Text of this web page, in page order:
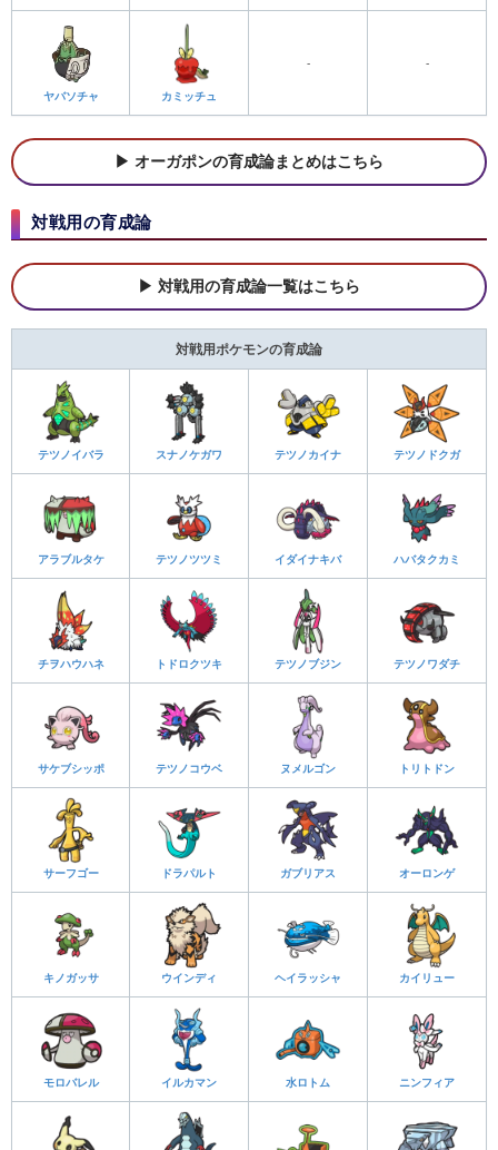
ヤバソチャ カミッチュ
- -
オーガポンの育成論まとめはこちら
対戦用の育成論
対戦用の育成論一覧はこちら
対戦用ポケモンの育成論
テツノイバラ スナノケガワ テツノカイナ テツノドクガ
アラブルタケ テツノツツミ イダイナキバ ハバタクカミ
チヲハウハネ トドロクツキ テツノブジン テツノワダチ
サケブシッポ テツノコウベ ヌメルゴン トリトドン
サーフゴー ドラパルト ガブリアス オーロンゲ
キノガッサ ウインディ ヘイラッシャ カイリュー
モロバレル イルカマン 水ロトム ニンフィア